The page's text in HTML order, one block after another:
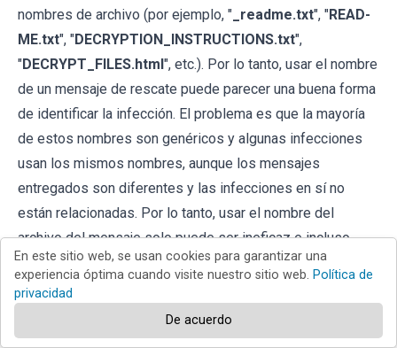
nombres de archivo (por ejemplo, " _readme.txt", "READ-
ME.txt", "DECRYPTION_INSTRUCTIONS.txt",
"DECRYPT_FILES.html", etc.). Por lo tanto, usar el nombre
de un mensaje de rescate puede parecer una buena forma
de identificar la infección. El problema es que la mayoría
de estos nombres son genéricos y algunas infecciones
usan los mismos nombres, aunque los mensajes
entregados son diferentes y las infecciones en sí no
están relacionadas. Por lo tanto, usar el nombre del
archivo del mensaje solo puede ser ineficaz e incluso
provocar la pérdida permanente de datos (por ejemplo, al
intentar desencriptar datos con herramientas diseñadas
para diferentes infecciones de ransomware, es probable
que los usuarios terminen dañando archivos
En este sitio web, se usan cookies para garantizar una
experiencia óptima cuando visite nuestro sitio web. Política de
privacidad
De acuerdo